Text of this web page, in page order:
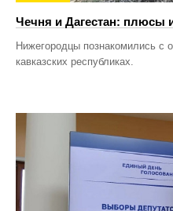
Чечня и Дагестан: плюсы
Нижегородцы познакомились с
кавказских республиках.